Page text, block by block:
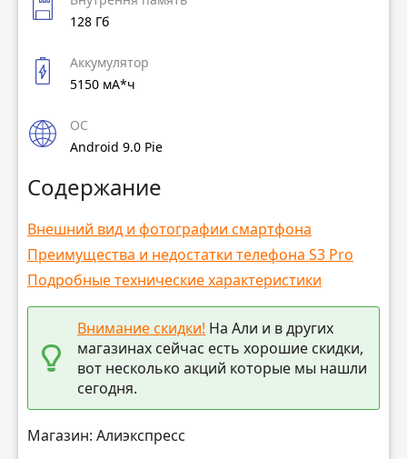
128 Гб
Аккумулятор
5150 мА*ч
ОС
Android 9.0 Pie
Содержание
Внешний вид и фотографии смартфона
Преимущества и недостатки телефона S3 Pro
Подробные технические характеристики
Внимание скидки! На Али и в других
магазинах сейчас есть хорошие скидки,
вот несколько акций которые мы нашли
сегодня.
Магазин: Алиэкспресс